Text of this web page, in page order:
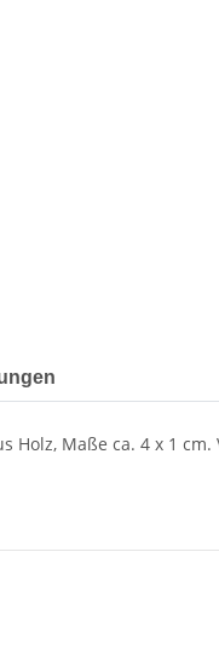
Holz, Maße ca. 4 x 1